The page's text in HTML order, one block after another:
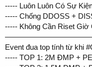
----- Luôn Luôn Có Sự
----- Chống DDOSS +
----- Không Cần Riset Giờ
Event đua top tính từ khi
----- TOP 1: 2M ĐMP +